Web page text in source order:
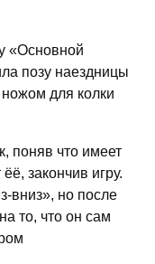
«Основной
позу наездницы
для колки
поняв что имеет
закончив игру.
вниз», но после
то, что он сам